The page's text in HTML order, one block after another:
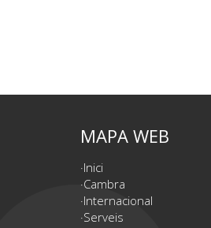
MAPA WEB
Inici
Cambra
Internacional
Serveis